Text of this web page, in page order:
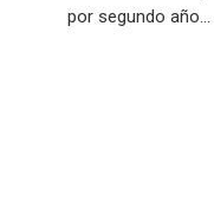
por segundo año...